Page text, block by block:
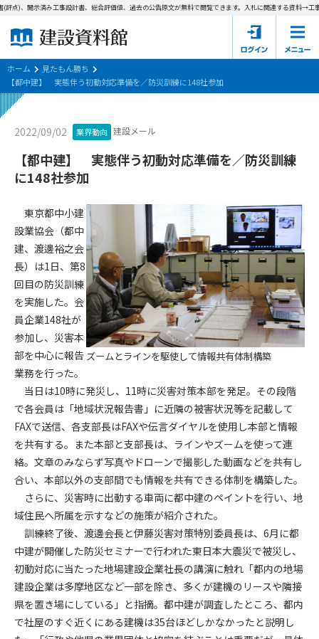
建設資料館とは
東京都の入札資料
国土交通省の入札資料
見たもん勝ち
会員登録について
サポーター会員一覧
会社概要 お問い合わせ
個人情報保護方針
会員規約
)、開示済み工事設計書、総合評価値、過去の公告原文が無料で閲覧できます。入札に関連する資料→工事
ホーム
見たもん勝ち
【都中建】 実態伴う初動対応準備を／防災訓練に148社参加
2022/09/02 業界動向 建設メール
【都中建】 実態伴う初動対応準備を／防災訓練
に148社参加
ズームとラインを駆使して情報共有体制構築
東京都中小建
設業協会（都中
建、渡邊裕之会
長）は1日、第8
回目の防災訓練
を実施した。会
員企業148社が
参加し、災害本
部を中心に報告
業務を行った。
当日は10時に発災し、11時に災害対策本部を発足。その段階
で各会員は「地域状況報告書」に近隣の被害状況等を記載して
FAXで送信、各支部長はFAXや伝言ダイヤルを使用し本部と情報
を共有する。また本部と支部長は、ラインやズームを使って連
絡。文章のみならず写真やドローンで撮影した動画などを共有し
合い、本部以外の支部間でも情報を共有できる体制を構築した。
さらに、災害時に出動する車両に都中建のペイントを行い、地
域住民へ所属を示すなどの施策が紹介された。
訓練終了後、渡邊会長と伊藤災害対策特別委員長は、6月に都
中建が開催した防災セミナーで行われた東日本大震災で被災し、
初動対応に当たった地場建設企業社長の講演に触れ「都内の地場
建設企業は多摩地区など一部を除き、多くが建機のリースや隣接
県を置き場にしている」と指摘。都中建が調査したところ、都内
で社屋のすぐ近くにある建機は35台ほどしかなかったと説明し
第1条（規約の目的）
会員サービスの利用条件等について定めるものです。
2. 管理者が建設資料館WEB上で随時掲載するルールは本規約の
一部を構成するものとします。
第2条（規約の変更）
本規約は、会員の了承を得ることなく、随時変更されることが
あります。変更内容は、建設資料館WEB上に表示した時点で直
ちに全ての会員が了承したものとみなします。
第4条（会員審査および資格の取り消し）
会員とは、本規約を承諾の上、所定の会員申込手続きを完了
後、管理者がこれを承認した者をいいます。
第4条（会員の定義と登録）
1. 管理者は前条により審査の結果、会員申込みをした者が以下
の何れかの項目に該当することがわかった場合、その者の会
員としての権限を承認しないことがあります。
(1) 会員申し込みをした者が実在しなかった場合
(2) 本規約に違反した場合/li>
(3) 会員申し込みの際、申告事項に虚偽があった場合
(4) 会員申込者が管理者所定の手続き通りに会員申込手続き処
理を行わなかった場合
(5) その他管理者が会員とすることを不適当と判断した場合
2. 管理者は承認後であっても承認した会員が前項の何れかに該
当することが判明した場合、会員資格を取り消すことがあり
ます。